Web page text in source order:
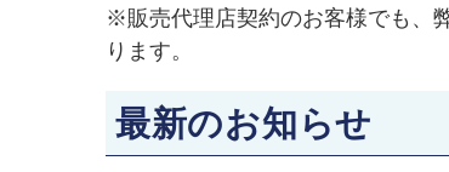
※販売代理店契約のお客様でも、
ります。
最新のお知らせ